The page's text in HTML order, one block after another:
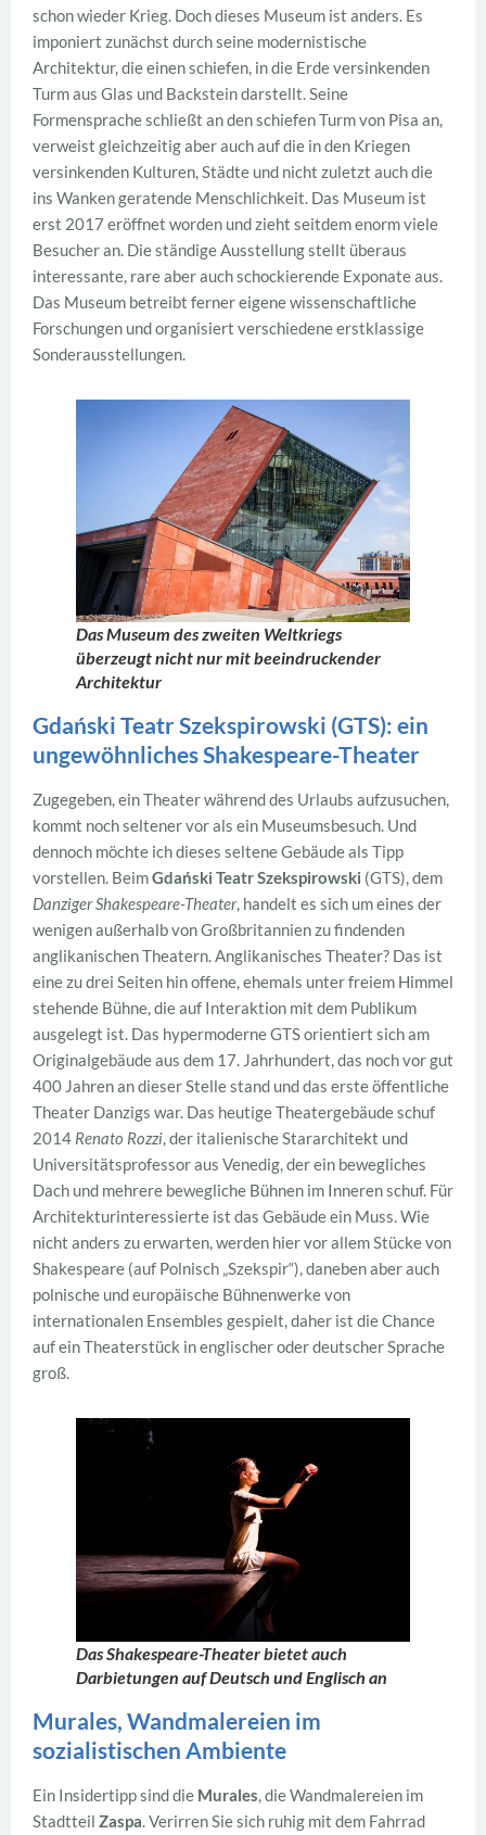
schon wieder Krieg. Doch dieses Museum ist anders. Es
imponiert zunächst durch seine modernistische
Architektur, die einen schiefen, in die Erde versinkenden
Turm aus Glas und Backstein darstellt. Seine
Formensprache schließt an den schiefen Turm von Pisa an,
verweist gleichzeitig aber auch auf die in den Kriegen
versinkenden Kulturen, Städte und nicht zuletzt auch die
ins Wanken geratende Menschlichkeit. Das Museum ist
erst 2017 eröffnet worden und zieht seitdem enorm viele
Besucher an. Die ständige Ausstellung stellt überaus
interessante, rare aber auch schockierende Exponate aus.
Das Museum betreibt ferner eigene wissenschaftliche
Forschungen und organisiert verschiedene erstklassige
Sonderausstellungen.
Das Museum des zweiten Weltkriegs
überzeugt nicht nur mit beeindruckender
Architektur
Gdański Teatr Szekspirowski (GTS): ein
ungewöhnliches Shakespeare-Theater
Zugegeben, ein Theater während des Urlaubs aufzusuchen,
kommt noch seltener vor als ein Museumsbesuch. Und
dennoch möchte ich dieses seltene Gebäude als Tipp
vorstellen. BeimGdański Teatr Szekspirowski (GTS), dem
Danziger Shakespeare-Theater, handelt es sich um eines der
wenigen außerhalb von Großbritannien zu findenden
anglikanischen Theatern. Anglikanisches Theater? Das ist
eine zu drei Seiten hin offene, ehemals unter freiem Himmel
stehende Bühne, die auf Interaktion mit dem Publikum
ausgelegt ist. Das hypermoderne GTS orientiert sich am
Originalgebäude aus dem 17. Jahrhundert, das noch vor gut
400 Jahren an dieser Stelle stand und das erste öffentliche
Theater Danzigs war. Das heutige Theatergebäude schuf
2014 Renato Rozzi, der italienische Stararchitekt und
Universitätsprofessor aus Venedig, der ein bewegliches
Dach und mehrere bewegliche Bühnen im Inneren schuf. Für
Architekturinteressierte ist das Gebäude ein Muss. Wie
nicht anders zu erwarten, werden hier vor allem Stücke von
Shakespeare (auf Polnisch „Szekspir“), daneben aber auch
polnische und europäische Bühnenwerke von
internationalen Ensembles gespielt, daher ist die Chance
auf ein Theaterstück in englischer oder deutscher Sprache
groß.
Das Shakespeare-Theater bietet auch
Darbietungen auf Deutsch und Englisch an
Murales, Wandmalereien im
sozialistischen Ambiente
Ein Insidertipp sind die Murales, die Wandmalereien im
Stadtteil Zaspa. Verirren Sie sich ruhig mit dem Fahrrad